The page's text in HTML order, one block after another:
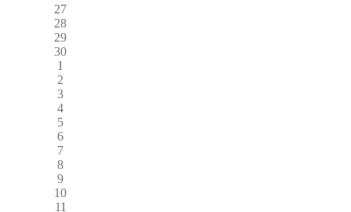
27
28
29
30
1
2
3
4
5
6
7
8
9
10
11